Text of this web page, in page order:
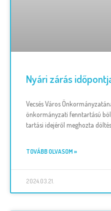
Nyári zárás
Vecsés Város
önkormányzati fenntartású
tartási idejéről meghozta
TOVÁBB OLVASOM »
2024.03.21.